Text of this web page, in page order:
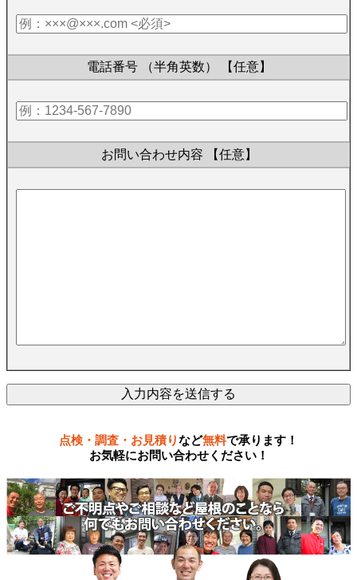
電話番号 （半角英数） 【任意】
お問い合わせ内容 【任意】
点検・調査・お見積りなど無料で承ります！
お気軽にお問い合わせください！